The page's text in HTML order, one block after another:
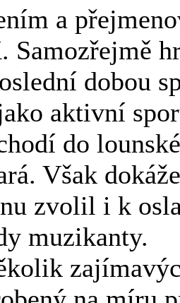
a
Samozřejmě
dobou
aktivní
do
Však
zvolil i k
muzikanty.